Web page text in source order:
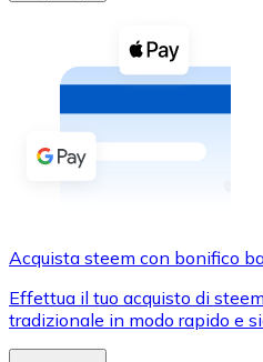
Acquista criptovalute in
Acquista con contanti
Bonifico SEPA
Carta di credito / debito
Usa le carte Visa e
Acquista con carta
Acquista steem con bonifico
Effettua il tuo acquisto di
tradizionale in modo rapido e